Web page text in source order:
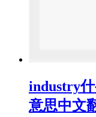
industry
意思中文